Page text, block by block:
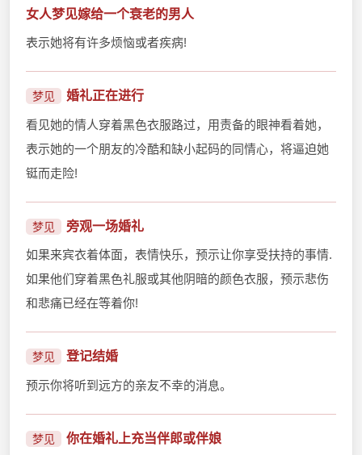
女人梦见嫁给一个衰老的男人
表示她将有许多烦恼或者疾病!
梦见 婚礼正在进行
看见她的情人穿着黑色衣服路过，用责备的眼神看着她，
表示她的一个朋友的冷酷和缺小起码的同情心，将逼迫她
铤而走险!
梦见 旁观一场婚礼
如果来宾衣着体面，表情快乐，预示让你享受扶持的事情.
如果他们穿着黑色礼服或其他阴暗的颜色衣服，预示悲伤
和悲痛已经在等着你!
梦见 登记结婚
预示你将听到远方的亲友不幸的消息。
梦见 你在婚礼上充当伴郎或伴娘